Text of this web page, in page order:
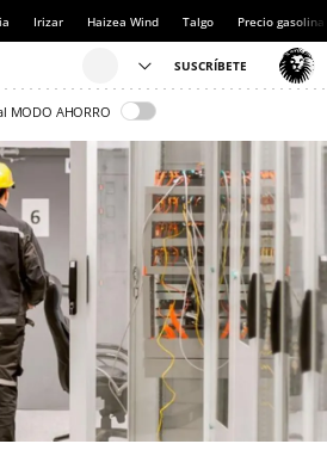
Irizar Haizea Wind Talgo Precio gasolina
MODO AHORRO